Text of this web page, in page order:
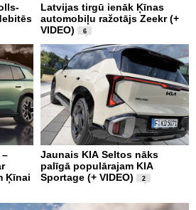
Latvijas tirgū ienāk Ķīnas
automobiļu ražotājs Zeekr (+
VIDEO)
6
–
Ķīnai
Jaunais KIA Seltos nāks
palīgā populārajam KIA
Sportage (+ VIDEO)
2